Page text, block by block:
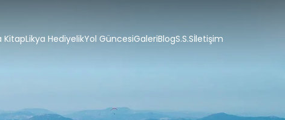
KitapLikya HediyelikYol GüncesiGaleriBlogS.S.Sİletişim